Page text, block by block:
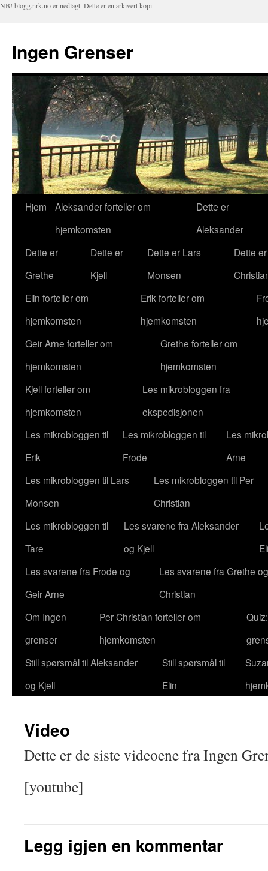
NB! blogg.nrk.no er nedlagt. Dette er en arkivert kopi
Ingen Grenser
Hopp
innhold
Hjem
Aleksander forteller om
hjemkomsten
Dette er
Aleksander
Dette er
Grethe
Dette er
Kjell
Dette er Lars
Monsen
Dette
Elin forteller om
hjemkomsten
Erik forteller om
hjemkomsten
Geir Arne forteller om
hjemkomsten
Grethe forteller om
hjemkomsten
Kjell forteller om
hjemkomsten
Les mikrobloggen fra
ekspedisjonen
Les mikrobloggen til
Erik
Les mikrobloggen til
Frode
Les
Arne
Les mikrobloggen til Lars
Monsen
Les mikrobloggen til Per
Christian
Les mikrobloggen til
Tare
Les svarene fra Aleksander
og Kjell
Les svarene fra Frode og
Geir Arne
Les svarene fra Grethe
Christian
Om Ingen
grenser
Per Christian forteller om
hjemkomsten
Still spørsmål til Aleksander
og Kjell
Still spørsmål til
Elin
Video
Dette er de siste videoene fra Ingen
[youtube]
Legg igjen en kommentar